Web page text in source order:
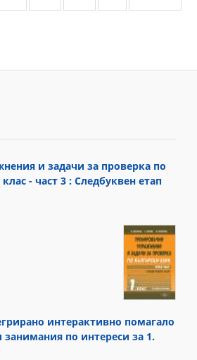
и задачи за проверка по
- част 3 : Следбуквен етап
интерактивно помагало
занимания по интереси за 1.